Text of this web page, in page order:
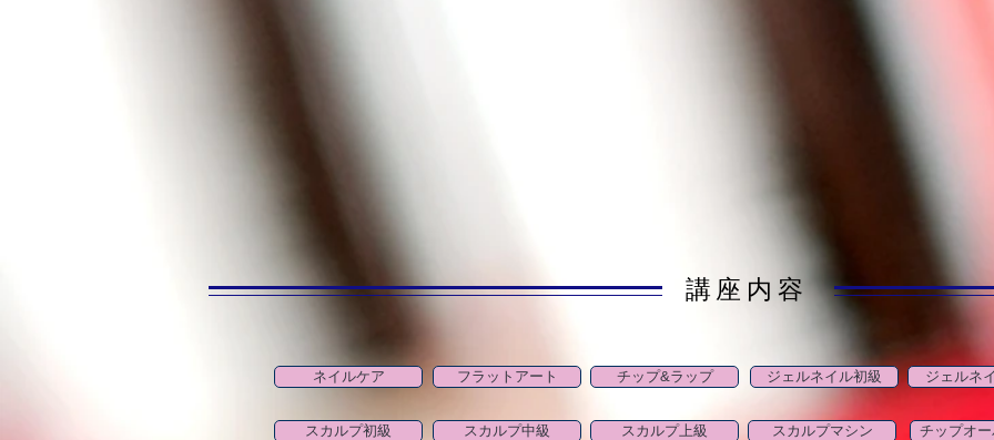
ネイルケア フラットアート チップ&ラップ ジェルネイル初級 ジェルネ
スカルプ初級 スカルプ中級 スカルプ上級 スカルプマシン チップオ
​講座内容